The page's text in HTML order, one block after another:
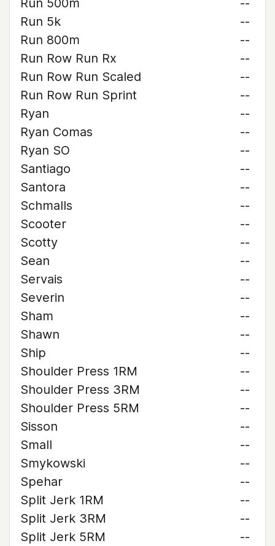
Run 500m
--
Run 5k
--
Run 800m
--
Run Row Run Rx
--
Run Row Run Scaled
--
Run Row Run Sprint
--
Ryan
--
Ryan Comas
--
Ryan SO
--
Santiago
--
Santora
--
Schmalls
--
Scooter
--
Scotty
--
Sean
--
Servais
--
Severin
--
Sham
--
Shawn
--
Ship
--
Shoulder Press 1RM
--
Shoulder Press 3RM
--
Shoulder Press 5RM
--
Sisson
--
Small
--
Smykowski
--
Spehar
--
Split Jerk 1RM
--
Split Jerk 3RM
--
Split Jerk 5RM
--